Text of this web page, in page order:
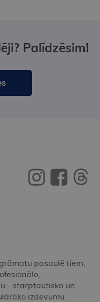
Palīdzēsim!
pasaulē tiem,
- starptautisko un
izdevumu